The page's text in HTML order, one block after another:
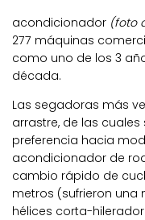
acondicionador (foto
277 máquinas
como uno de los 3
década.
Las segadoras más
arrastre, de las cuales
preferencia hacia
acondicionador de
cambio rápido de
metros (sufrieron
hélices corta-